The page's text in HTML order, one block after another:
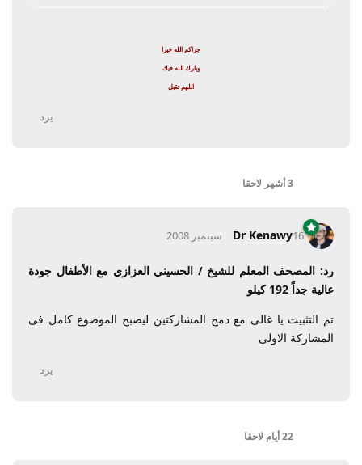
جزاكم الله خيرا
وبارك الله فيك
اللهم تقبل
يرد
3 أشهر لاحقا
Dr Kenawy16 سبتمبر 2008
رد: المصحف المعلم للشيخ / الحسيني العزازي مع الأطفال جودة
عالية جداً 192 كيلو
تم التثبيت يا غالى مع دمج المشاركتين ليصبح الموضوع كامل فى
المشاركة الاولى
يرد
22 أيام لاحقا